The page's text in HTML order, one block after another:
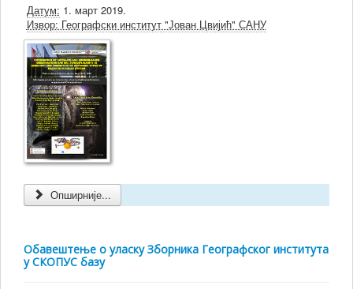
Датум: 1. март 2019.
Извор: Географски институт "Јован Цвијић" САНУ
Опширније...
Обавештење о уласку Зборника Географског института
у СКОПУС базу